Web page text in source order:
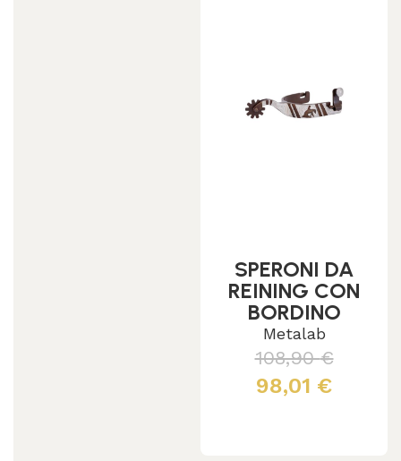
SPERONI DA
REINING CON
BORDINO
DECORATO
MOTIVO
REINER DONNA
Metalab
108,90€
98,01 €